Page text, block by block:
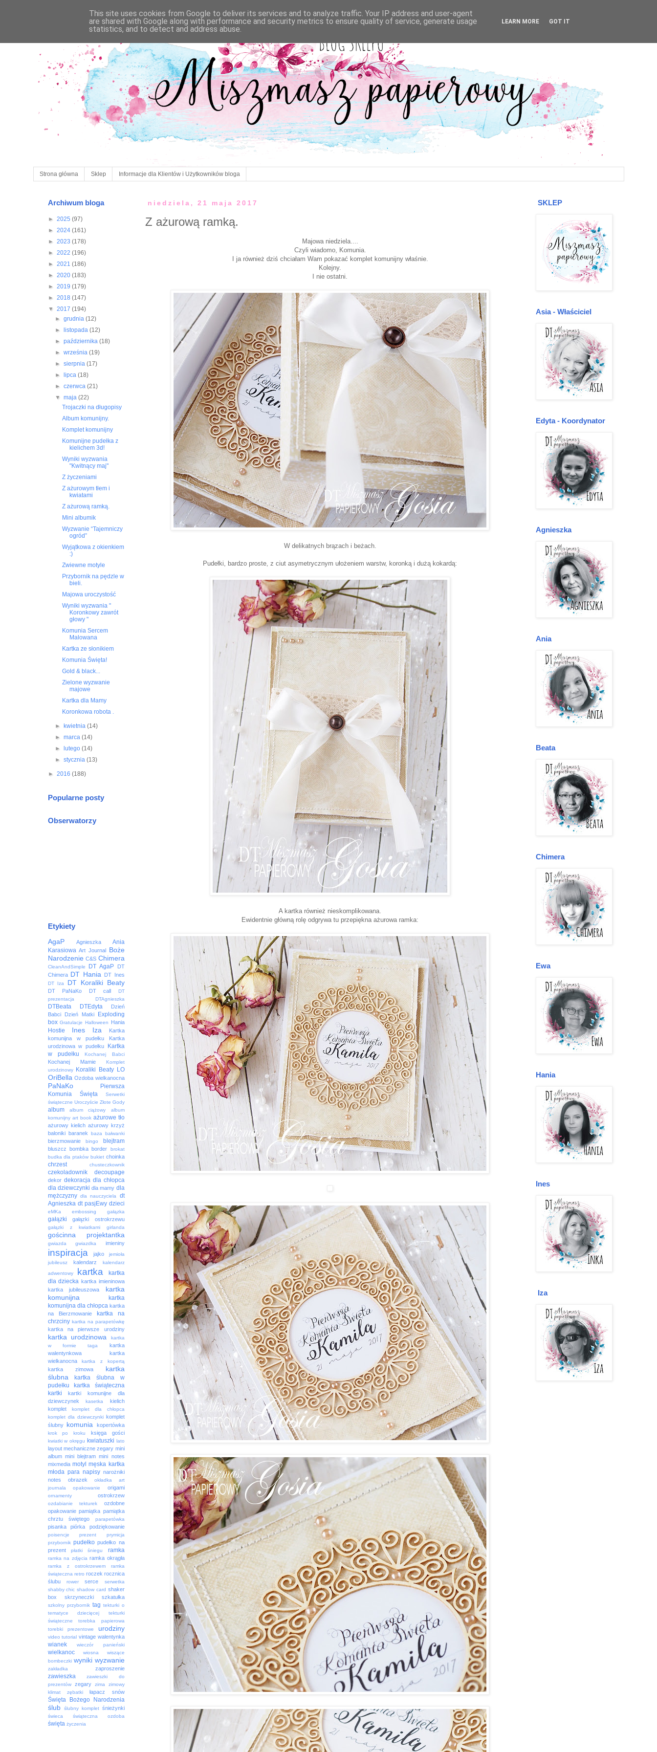
Strona główna Sklep Informacje dla Klientów i Użytkowników bloga
niedziela, 21 maja 2017
Z ażurową ramką.
Majowa niedziela....
Czyli wiadomo, Komunia.
I ja również dziś chciałam Wam pokazać komplet komunijny właśnie.
Kolejny.
I nie ostatni.
W delikatnych brązach i beżach.
Pudełki, bardzo proste, z ciut asymetrycznym ułożeniem warstw, koronką i dużą kokardą:
A kartka również nieskomplikowana.
Ewidentnie główną rolę odgrywa tu przepiękna ażurowa ramka:
Archiwum bloga
► 2025 (97)
► 2024 (161)
► 2023 (178)
► 2022 (196)
► 2021 (186)
► 2020 (183)
► 2019 (179)
► 2018 (147)
▼ 2017 (194)
► grudnia (12)
►
listopada (12)
► października (18)
► września (19)
► sierpnia (17)
►
lipca (18)
► czerwca (21)
▼ maja (22)
Trojaczki na długopisy
Album komunijny.
Komplet komunijny
Komunijne pudełka z
kielichem 3d!
Wyniki wyzwania
"Kwitnący maj"
Z życzeniami
Z ażurowym tłem i
kwiatami
Z ażurową ramką.
Mini albumik
Wyzwanie “Tajemniczy
ogród”
Wyjątkowa z okienkiem
:)
Zwiewne motyle
Przybornik na pędzle w
bieli.
Majowa uroczystość
Wyniki wyzwania "
Koronkowy zawrót
głowy "
Komunia Sercem
Malowana
Kartka ze słonikiem
Komunia Święta!
Gold & black...
Zielone wyzwanie
majowe
Kartka dla Mamy
Koronkowa robota .
► kwietnia (14)
► marca (14)
►
lutego (14)
► stycznia (13)
► 2016 (188)
Popularne posty
Obserwatorzy
Etykiety
AgaP Agnieszka
Ania
Karasiowa Art Journal
Boże
Narodzenie C&S Chimera
CleanAndSimple DT AgaP
DT
Chimera DT Hania DT Ines
DT Iza DT Koraliki Beaty
DT PaNaKo DT call
DT
prezentacja
DTAgnieszka
DTBeata DTEdyta
Dzień
Babci
Dzień Matki
Exploding
box Gratulacje Halloween Hania
Hostie Ines Iza
Kartka
komunijna w pudełku
Kartka
urodzinowa w pudełku
Kartka
w pudełku
Kochanej Babci
Kochanej Mamie
Komplet
urodzinowy
Koraliki Beaty LO
OriBella Ozdoba wielkanocna
PaNaKo
Pierwsza
Komunia Święta
Serwetki
świąteczne Uroczyście Złote Gody
album album ciążowy
album
komunijny art book ażurowe tło
ażurowy kielich ażurowy krzyż
baloniki
baranek baza bałwanki
bierzmowanie bingo blejtram
bluszcz bombka border
brokat
budka dla ptaków bukiet choinka
chrzest chusteczkownik
czekoladownik decoupage
dekor dekoracja dla chłopca
dla dziewczynki dla mamy dla
mężczyzny dla nauczyciela
dt
Agnieszka dt pasjEwy dzieci
eMKa embossing gałązka
gałązki gałązki ostrokrzewu
gałązki z kwiatkami girlanda
gościnna projektantka
gwiazda gwiazdka imieniny
inspiracja jajko
jemioła
jubileusz
kalendarz
kalendarz
adwentowy
kartka
kartka
dla dziecka kartka imieninowa
kartka jubileuszowa
kartka
komunijna
kartka
komunijna dla chłopca kartka
na Bierzmowanie
kartka na
chrzciny kartka na parapetówkę
kartka na pierwsze urodziny
kartka urodzinowa
kartka
w formie taga
kartka
walentynkowa
kartka
wielkanocna
kartka z kopertą
kartka zimowa
kartka
ślubna
kartka ślubna w
pudełku
kartka świąteczna
kartki
kartki komunijne dla
dziewczynek
kasetka
kielich
komplet
komplet dla chłopca
komplet dla dziewczynki komplet
ślubny
komunia kopertówka
krok po kroku księga gości
kwiatki w okręgu kwiatuszki lato
layout mechaniczne zegary mini
album mini blejtram mini notes
mixmedia motyl męska kartka
młoda para napisy narożniki
notes
obrazek
okładka art
journala
opakowanie origami
ornamenty ostrokrzew
ozdabianie tekturek
ozdobne
opakowanie pamiątka pamiątka
chrztu świętego
parapetówka
pisanka piórka podziękowanie
poisencje prezent
prymicja
przybornik pudełko pudełko na
prezent
płatki śniegu ramka
ramka na zdjęcia ramka okrągła
ramka z ostrokrzewem
ramka
świąteczna retro roczek rocznica
ślubu
rower serce
serwetka
shabby chic shadow card shaker
box
skrzyneczki szkatułka
szkolny przybornik tag tekturki o
tematyce dziecięcej
tekturki
świąteczne
torebka papierowa
torebki prezentowe
urodziny
video tutorial vintage walentynka
wianek wieczór panieński
wielkanoc wiosna
wiszące
bombeczki wyniki wyzwanie
zakładka zaproszenie
zawieszka
zawieszki do
prezentów
zegary zima
zimowy
klimat
zębatki łapacz snów
Święta Bożego Narodzenia
ślub ślubny komplet śnieżynki
świeca świąteczna ozdoba
święta życzenia
SKLEP
Asia - Właściciel
Edyta - Koordynator
Agnieszka
Ania
Beata
Chimera
Ewa
Hania
Ines
Iza
This site uses cookies from Google to deliver its services and to analyze traffic. Your IP address and user-agent
are shared with Google along with performance and security metrics to ensure quality of service, generate usage
statistics, and to detect and address abuse.
LEARN MORE GOT IT